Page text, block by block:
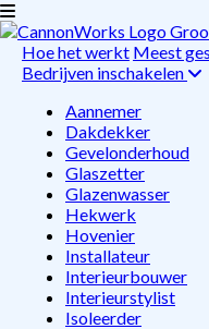
Hoe het werkt Meest
Bedrijven inschakelen
Aannemer
Dakdekker
Gevelonderhoud
Glaszetter
Glazenwasser
Hekwerk
Hovenier
Installateur
Interieurbouwer
Interieurstylist
Isoleerder